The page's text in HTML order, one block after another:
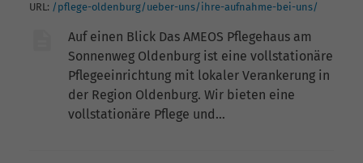
URL: /pflege-oldenburg/ueber-uns/ihre-aufnahme-bei-uns/
Auf einen Blick Das AMEOS Pflegehaus am
Sonnenweg ­Oldenburg ist eine vollstationäre
Pflegeeinrichtung mit lokaler Verankerung in
der Region Oldenburg. Wir bieten eine
vollstationäre Pflege und…